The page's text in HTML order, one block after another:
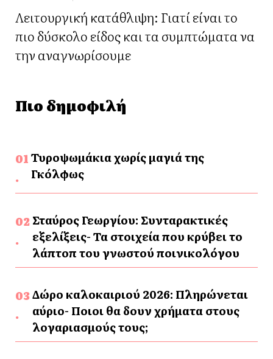
Λειτουργική κατάθλιψη: Γιατί είναι το
πιο δύσκολο είδος και τα συμπτώματα να
την αναγνωρίσουμε
Πιο δημοφιλή
Τυροψωμάκια χωρίς μαγιά της
Γκόλφως
Σταύρος Γεωργίου: Συνταρακτικές
εξελίξεις- Τα στοιχεία που κρύβει το
λάπτοπ του γνωστού ποινικολόγου
Δώρο καλοκαιριού 2026: Πληρώνεται
αύριο- Ποιοι θα δουν χρήματα στους
λογαριασμούς τους;